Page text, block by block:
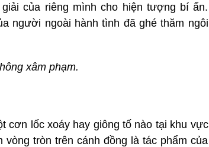
của riêng mình cho hiện tượng bí ẩn.
người ngoài hành tình đã ghé thăm ngôi
xâm phạm.
cơn lốc xoáy hay giông tố nào tại khu vực
tròn trên cánh đồng là tác phẩm của